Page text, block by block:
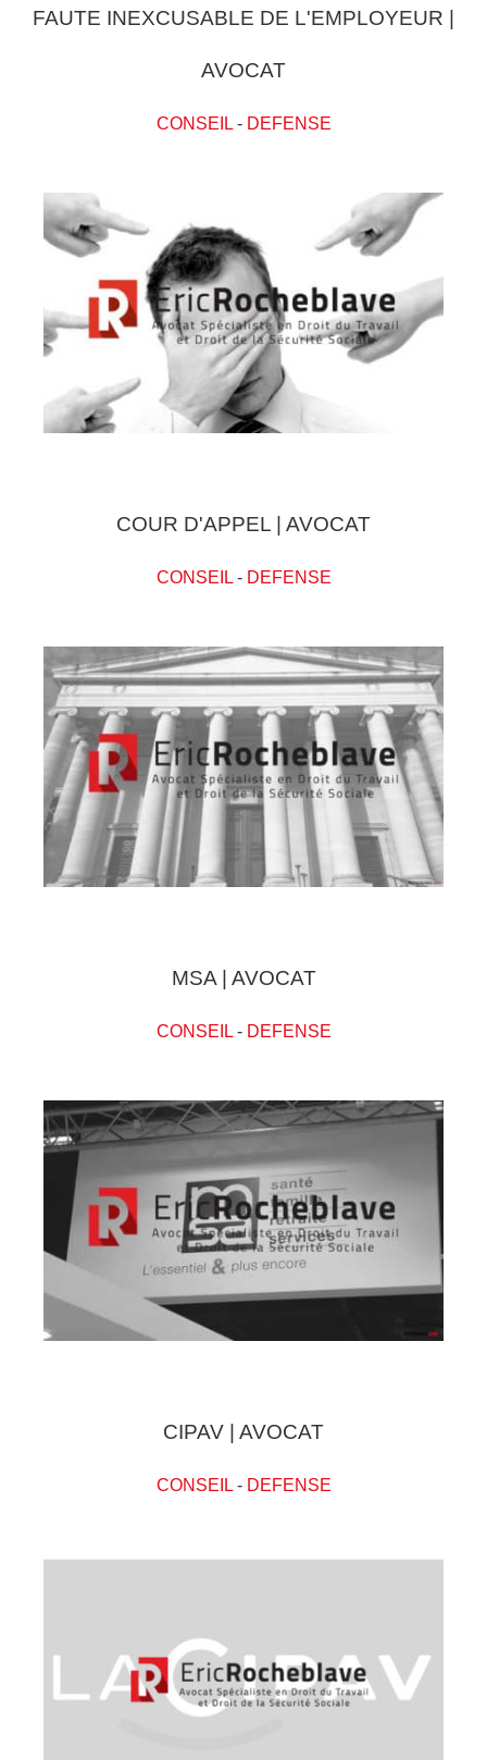
FAUTE INEXCUSABLE DE L'EMPLOYEUR |
AVOCAT
CONSEIL- DEFENSE
COUR D'APPEL | AVOCAT
CONSEIL- DEFENSE
MSA | AVOCAT
CONSEIL- DEFENSE
CIPAV | AVOCAT
CONSEIL- DEFENSE